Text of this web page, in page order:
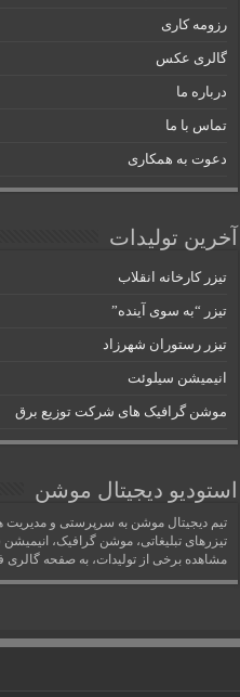
رزومه کاری
گالری عکس
درباره ما
تماس با ما
دعوت به همکاری
آخرین تولیدات
تیزر کارخانه انقلاب
تیزر “به سوی آینده”
تیزر رستوران شهرزاد
انیمیشن سیلوئت
موشن گرافیک های شرکت توزیع برق
استودیو دیجیتال موشن
تیم دیجیتال موشن به سرپرستی و مدیریت
تیزرهای تبلیغاتی، موشن گرافیک،
مشاهده برخی از تولیدات، به صفحه گالری